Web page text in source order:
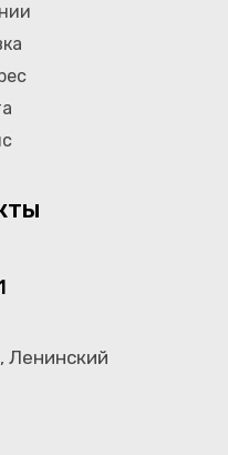
Ленинский